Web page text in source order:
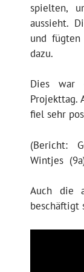
spielten,
aussieht.
und
dazu.
Dies war
Projekttag.
fiel sehr
(Bericht:
Wintjes
Auch die
beschäftigt